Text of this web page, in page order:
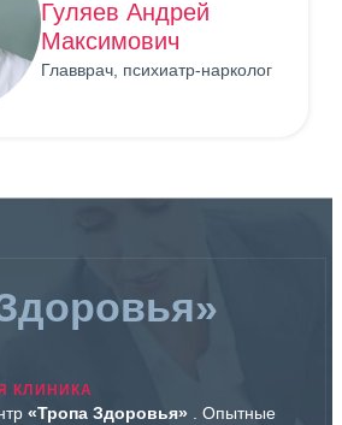
Гуляев Андрей
Максимович
Главврач, психиатр-нарколог
КЛИНИКА
«Тропа Здоровья» . Опытные